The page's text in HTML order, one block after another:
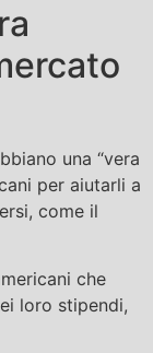
una “vera
per aiutarli a
come il
che
loro stipendi,